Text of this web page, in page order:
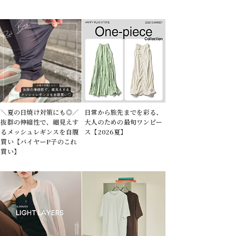
＼夏の日焼け対策にも◎／
抜群の伸縮性で、細見えす
るメッシュレギンスを自腹
買い【バイヤーP子のこれ
買い】
日常から旅先までを彩る、
大人のための最旬ワンピー
ス【2026夏】